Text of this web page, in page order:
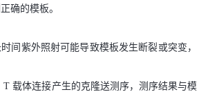
确的模板。
间紫外照射可能导致模板发生断裂或突变，
T 载体连接产生的克隆送测序，测序结果与模